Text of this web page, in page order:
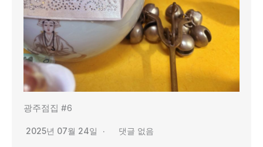
광주점집 #6
2025년 07월 24일 댓글 없음